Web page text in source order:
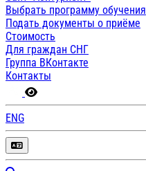
Выбрать программу обучения
Подать документы о приёме
Стоимость
Для граждан СНГ
Группа ВКонтакте
Контакты
ENG